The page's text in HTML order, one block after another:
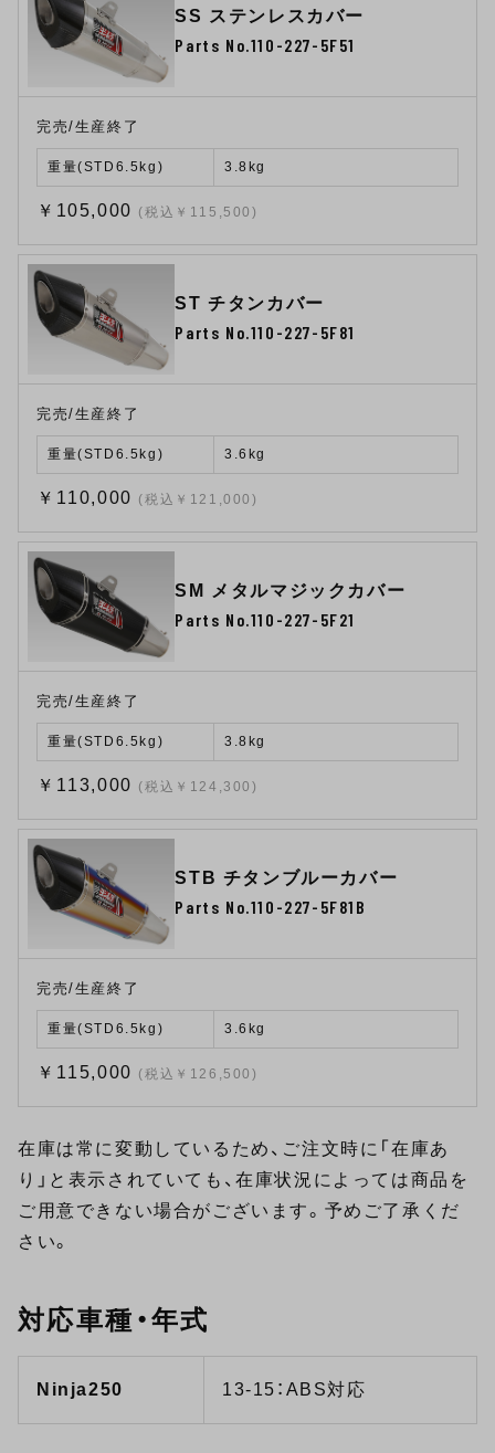
SS ステンレスカバー
Parts No.110-227-5F51
完売/生産終了
重量(STD6.5kg) 3.8kg
￥105,000 (税込￥115,500)
ST チタンカバー
Parts No.110-227-5F81
完売/生産終了
重量(STD6.5kg) 3.6kg
￥110,000 (税込￥121,000)
SM メタルマジックカバー
Parts No.110-227-5F21
完売/生産終了
重量(STD6.5kg) 3.8kg
￥113,000 (税込￥124,300)
STB チタンブルーカバー
Parts No.110-227-5F81B
完売/生産終了
重量(STD6.5kg) 3.6kg
￥115,000 (税込￥126,500)
在庫は常に変動しているため、ご注文時に「在庫あ
り」と表示されていても、在庫状況によっては商品を
ご用意できない場合がございます。予めご了承くだ
さい。
対応車種・年式
Ninja250 13-15：ABS対応